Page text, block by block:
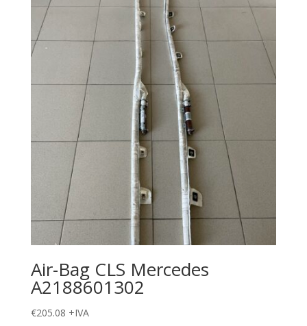
Air-Bag CLS Mercedes
A2188601302
€205.08 +IVA